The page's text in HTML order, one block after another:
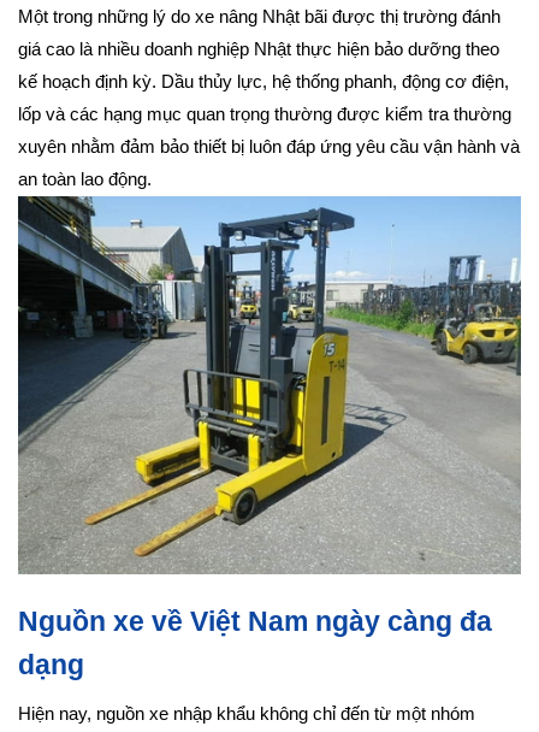
Một trong những lý do xe nâng Nhật bãi được thị trường đánh
giá cao là nhiều doanh nghiệp Nhật thực hiện bảo dưỡng theo
kế hoạch định kỳ. Dầu thủy lực, hệ thống phanh, động cơ điện,
lốp và các hạng mục quan trọng thường được kiểm tra thường
xuyên nhằm đảm bảo thiết bị luôn đáp ứng yêu cầu vận hành và
an toàn lao động.
Nguồn xe về Việt Nam ngày càng đa
dạng
Hiện nay, nguồn xe nhập khẩu không chỉ đến từ một nhóm